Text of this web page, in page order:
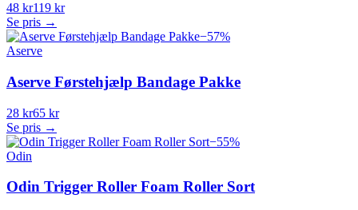
48 kr119 kr
Se pris →
−57%
Aserve
Aserve Førstehjælp Bandage Pakke
28 kr65 kr
Se pris →
−55%
Odin
Odin Trigger Roller Foam Roller Sort